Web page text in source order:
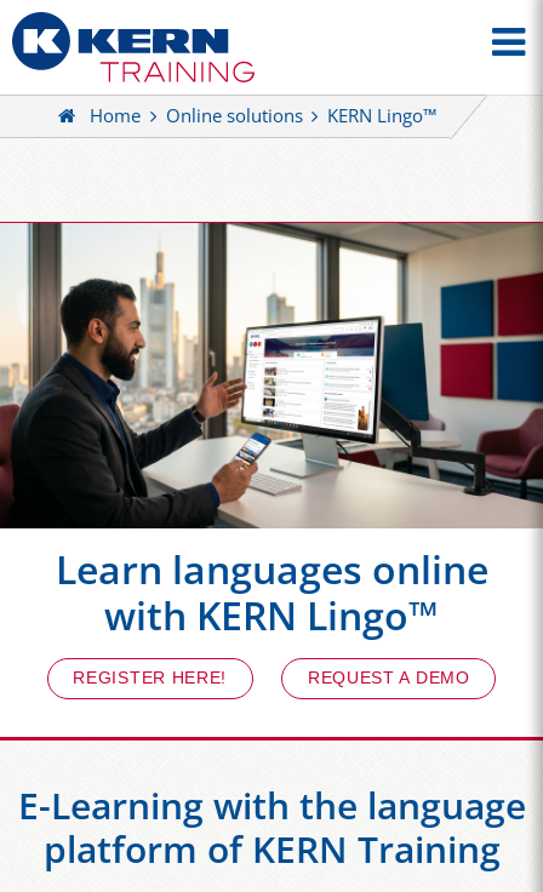
Home Online solutions KERN Lingo™
Learn languages online
with KERN Lingo™
REGISTER HERE! REQUEST A DEMO
E-Learning with the language
platform of KERN Training